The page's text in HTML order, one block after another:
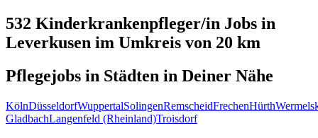
532 Kinderkrankenpfleger/in Jobs in
Leverkusen im Umkreis von 20 km
Pflegejobs in Städten in Deiner Nähe
KölnDüsseldorfWuppertalSolingenRemscheidFrechenHürth
GladbachLangenfeld (Rheinland)Troisdorf